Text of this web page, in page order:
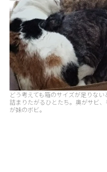
どう考えても箱のサイズが足りな
詰まりたがるひとたち。奥がサビ
が妹のボビ。